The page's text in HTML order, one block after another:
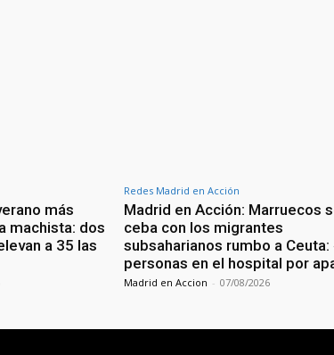
más
machista: dos
a 35 las
Redes Madrid en Acción
Madrid en Acción: Marruecos
ceba con los migrantes
subsaharianos rumbo a Ceuta:
personas en el hospital por
Madrid en Accion - 07/08/2026